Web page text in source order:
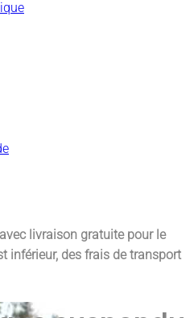
livraison gratuite pour le
inférieur, des frais de transport